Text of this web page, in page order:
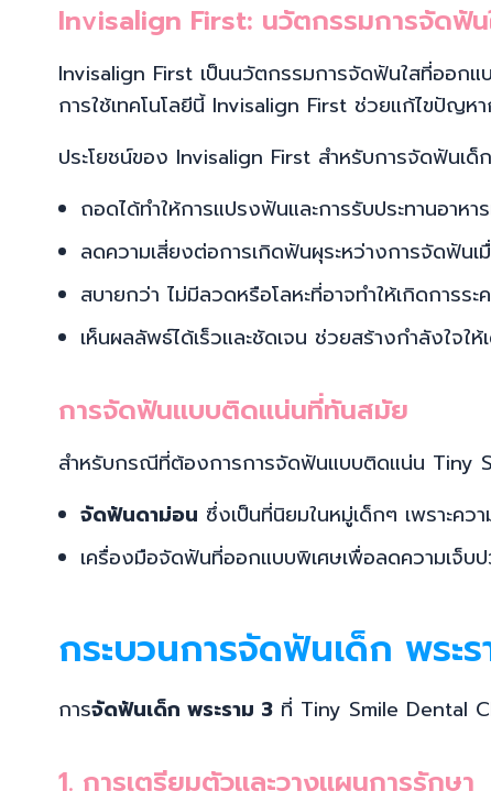
Invisalign First: นวัตกรรมการจัดฟัน
Invisalign First เป็นนวัตกรรมการจัดฟันใสที่ออกแ
การใช้เทคโนโลยีนี้ Invisalign First ช่วยแก้ไขปัญ
ประโยชน์ของ Invisalign First สำหรับการจัดฟันเด็
ถอดได้ทำให้การแปรงฟันและการรับประทานอาหา
ลดความเสี่ยงต่อการเกิดฟันผุระหว่างการจัดฟัน
สบายกว่า ไม่มีลวดหรือโลหะที่อาจทำให้เกิดการระ
เห็นผลลัพธ์ได้เร็วและชัดเจน ช่วยสร้างกำลังใจใ
การจัดฟันแบบติดแน่นที่ทันสมัย
สำหรับกรณีที่ต้องการการจัดฟันแบบติดแน่น Tiny
จัดฟันดาม่อน ซึ่งเป็นที่นิยมในหมู่เด็กๆ เพราะคว
เครื่องมือจัดฟันที่ออกแบบพิเศษเพื่อลดความเจ็บป
กระบวนการจัดฟันเด็ก พร
การจัดฟันเด็ก พระราม 3 ที่ Tiny Smile Dental
1. การเตรียมตัวและวางแผนการรักษา